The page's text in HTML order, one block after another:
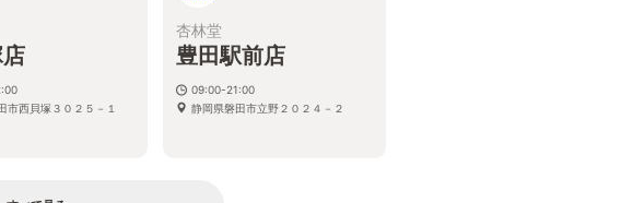
市西貝塚３０２５－１
杏林堂
豊田駅前店
09:00-21:00
静岡県磐田市立野２０２４－２